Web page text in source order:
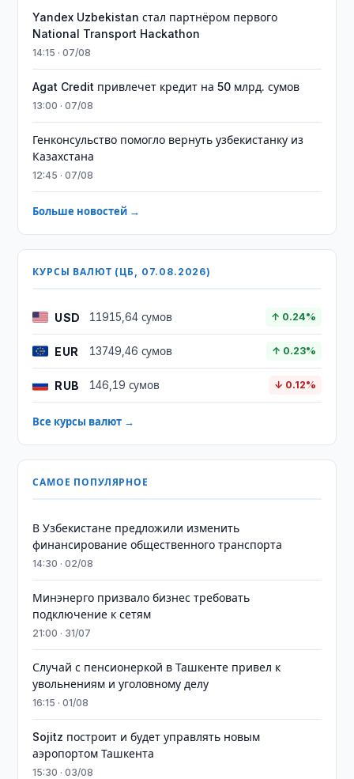
Yandex Uzbekistan стал партнёром первого
National Transport Hackathon
14:15 · 07/08
Agat Credit привлечет кредит на 50 млрд. сумов
13:00 · 07/08
Генконсульство помогло вернуть узбекистанку из
Казахстана
12:45 · 07/08
Больше новостей →
КУРСЫ ВАЛЮТ (ЦБ, 07.08.2026)
USD 11915,64 сумов ↑ 0.24%
EUR 13749,46 сумов ↑ 0.23%
RUB 146,19 сумов ↓ 0.12%
Все курсы валют →
САМОЕ ПОПУЛЯРНОЕ
В Узбекистане предложили изменить
финансирование общественного транспорта
14:30 · 02/08
Минэнерго призвало бизнес требовать
подключение к сетям
21:00 · 31/07
Случай с пенсионеркой в Ташкенте привел к
увольнениям и уголовному делу
16:15 · 01/08
Sojitz построит и будет управлять новым
аэропортом Ташкента
15:30 · 03/08